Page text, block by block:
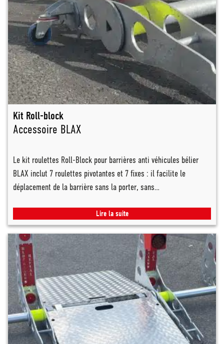
Kit Roll-block
Accessoire BLAX
Le kit roulettes Roll-Block pour barrières anti véhicules bélier
BLAX inclut 7 roulettes pivotantes et 7 fixes : il facilite le
déplacement de la barrière sans la porter, sans…
Lire la suite